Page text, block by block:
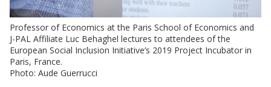
Professor of Economics at the Paris School of Economics and
J-PAL Affiliate Luc Behaghel lectures to attendees of the
European Social Inclusion Initiative’s 2019 Project Incubator in
Paris, France.
Photo: Aude Guerrucci